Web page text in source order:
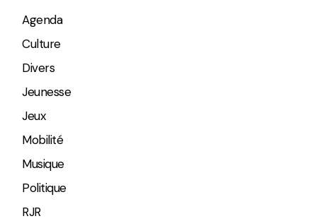
Agenda
Culture
Divers
Jeunesse
Jeux
Mobilité
Musique
Politique
RJR